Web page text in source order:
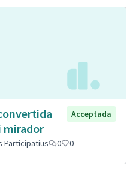
mirador
Acceptada
Participatius 0 0